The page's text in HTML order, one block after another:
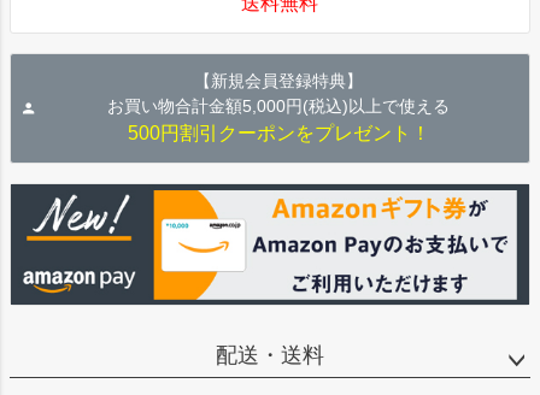
【新規会員登録特典】
お買い物合計金額5,000円(税込)以上で使える
500円割引クーポンをプレゼント！
配送・送料